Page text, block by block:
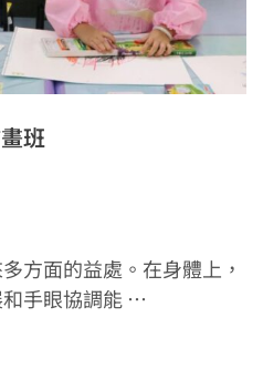
班
方面的益處。在身體上，
手眼協調能 …